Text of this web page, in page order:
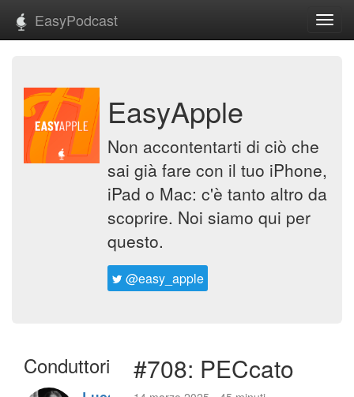
EasyPodcast
EasyApple
Non accontentarti di ciò che
sai già fare con il tuo iPhone,
iPad o Mac: c'è tanto altro da
scoprire. Noi siamo qui per
questo.
@easy_apple
Conduttori #708: PECcato